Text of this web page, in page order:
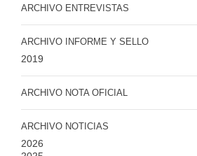
ARCHIVO ENTREVISTAS
ARCHIVO INFORME Y SELLO
2019
ARCHIVO NOTA OFICIAL
ARCHIVO NOTICIAS
2026